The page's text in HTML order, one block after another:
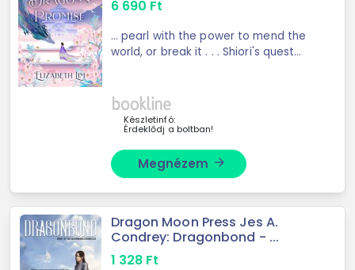
6 690 Ft
... pearl with the power to mend the
world, or break it . . . Shiori's quest
power, jumping to Shiori's aid one
minute, ...
Készletinfó:
Érdeklődj a boltban!
Megnézem arrow_forward
Dragon Moon Press Jes A.
Condrey: Dragonbond - ...
1 328 Ft